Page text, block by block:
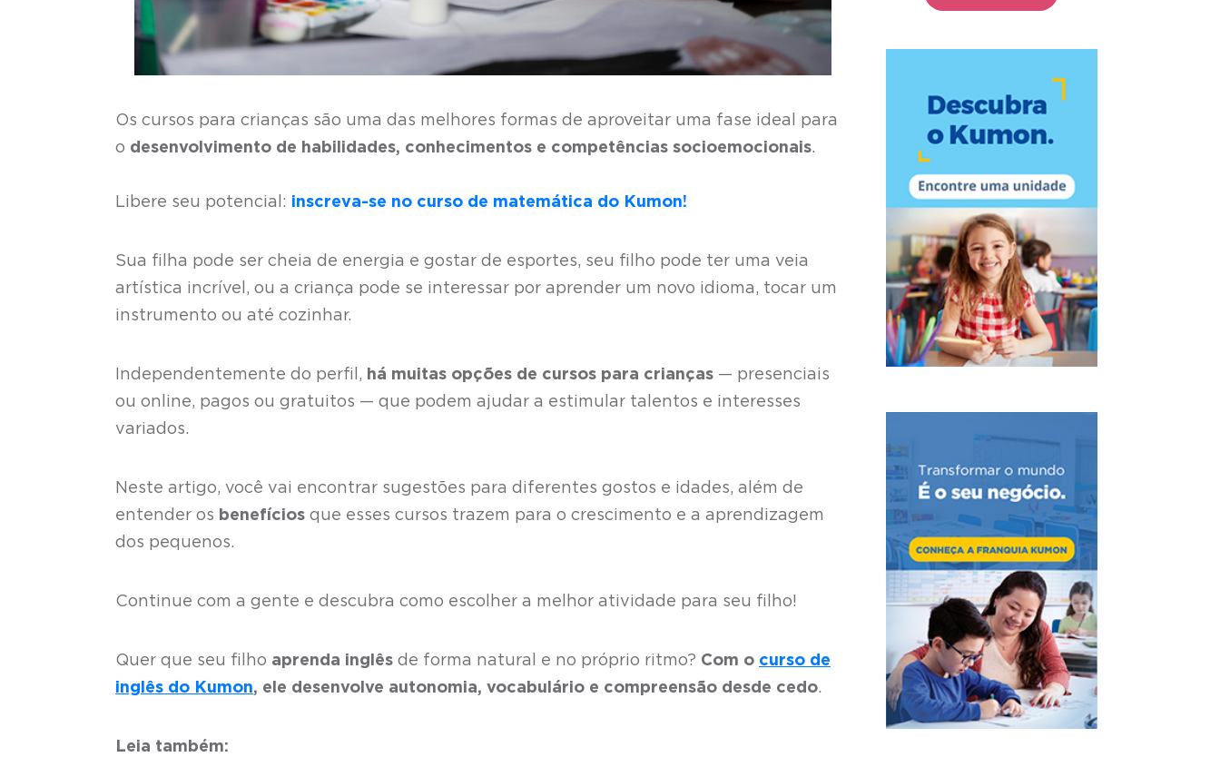
Os cursos para crianças são uma das melhores formas de aproveitar uma fase ideal para
o desenvolvimento de habilidades, conhecimentos e competências socioemocionais.
Libere seu potencial: inscreva-se no curso de matemática do Kumon!
Sua filha pode ser cheia de energia e gostar de esportes, seu filho pode ter uma veia
artística incrível, ou a criança pode se interessar por aprender um novo idioma, tocar um
instrumento ou até cozinhar.
Independentemente do perfil, há muitas opções de cursos para crianças — presenciais
ou online, pagos ou gratuitos — que podem ajudar a estimular talentos e interesses
variados.
Neste artigo, você vai encontrar sugestões para diferentes gostos e idades, além de
entender os benefícios que esses cursos trazem para o crescimento e a aprendizagem
dos pequenos.
Continue com a gente e descubra como escolher a melhor atividade para seu filho!
Quer que seu filho aprenda inglês de forma natural e no próprio ritmo? Com o curso de
inglês do Kumon, ele desenvolve autonomia, vocabulário e compreensão desde cedo.
Leia também: